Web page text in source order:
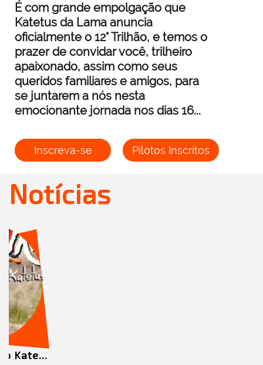
É com grande empolgação que
Katetus da Lama anuncia
oficialmente o 12° Trilhão, e temos o
prazer de convidar você, trilheiro
apaixonado, assim como seus
queridos familiares e amigos, para
se juntarem a nós nesta
emocionante jornada nos dias 16...
Inscreva-se Pilotos Inscritos
Notícias
Kate...